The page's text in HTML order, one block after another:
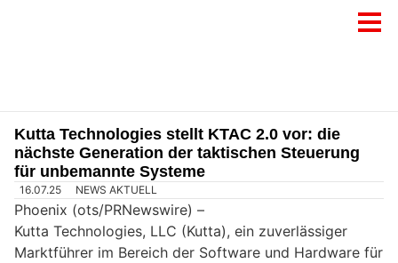
Kutta Technologies stellt KTAC 2.0 vor: die
nächste Generation der taktischen Steuerung
für unbemannte Systeme
16.07.25 NEWS AKTUELL
Phoenix (ots/PRNewswire) –
Kutta Technologies, LLC (Kutta), ein zuverlässiger
Marktführer im Bereich der Software und Hardware für